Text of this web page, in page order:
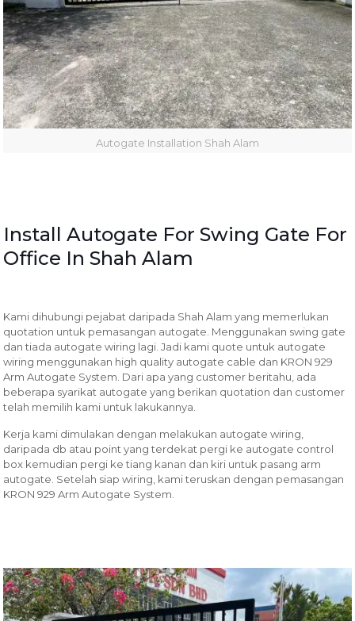
Autogate Installation Shah Alam
Install Autogate For Swing Gate For
Office In Shah Alam
Kami dihubungi pejabat daripada Shah Alam yang memerlukan
quotation untuk pemasangan autogate. Menggunakan swing gate
dan tiada autogate wiring lagi. Jadi kami quote untuk autogate
wiring menggunakan high quality autogate cable dan KRON 929
Arm Autogate System. Dari apa yang customer beritahu, ada
beberapa syarikat autogate yang berikan quotation dan customer
telah memilih kami untuk lakukannya.
Kerja kami dimulakan dengan melakukan autogate wiring,
daripada db atau point yang terdekat pergi ke autogate control
box kemudian pergi ke tiang kanan dan kiri untuk pasang arm
autogate. Setelah siap wiring, kami teruskan dengan pemasangan
KRON 929 Arm Autogate System.